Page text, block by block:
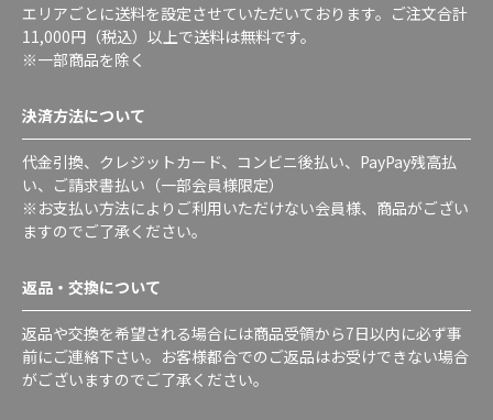
エリアごとに送料を設定させていただいております。ご注文合計
11,000円（税込）以上で送料は無料です。
※一部商品を除く
決済方法について
代金引換、クレジットカード、コンビニ後払い、PayPay残高払
い、ご請求書払い（一部会員様限定）
※お支払い方法によりご利用いただけない会員様、商品がござい
ますのでご了承ください。
返品・交換について
返品や交換を希望される場合には商品受領から7日以内に必ず事
前にご連絡下さい。お客様都合でのご返品はお受けできない場合
がございますのでご了承ください。